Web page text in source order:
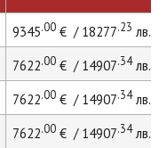
9345.00€ / 18277.23 лв.
7622.00€ / 14907.34лв.
7622.00€ / 14907.34лв.
7622.00€ / 14907.34лв.